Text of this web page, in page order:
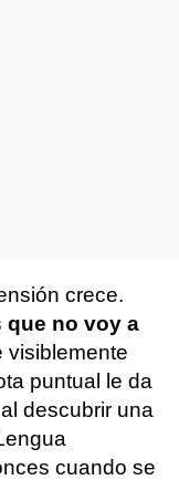
crece.
que no voy a
visiblemente
puntual le da
descubrir una
cuando se